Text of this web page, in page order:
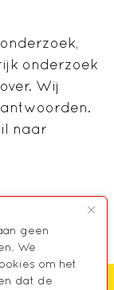
geen
We
om het
dat de
onderzoek
Wij
naar